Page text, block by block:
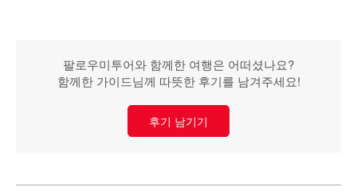
팔로우미투어와 함께한 여행은 어떠셨나요?
함께한 가이드님께 따뜻한 후기를 남겨주세요!
후기 남기기